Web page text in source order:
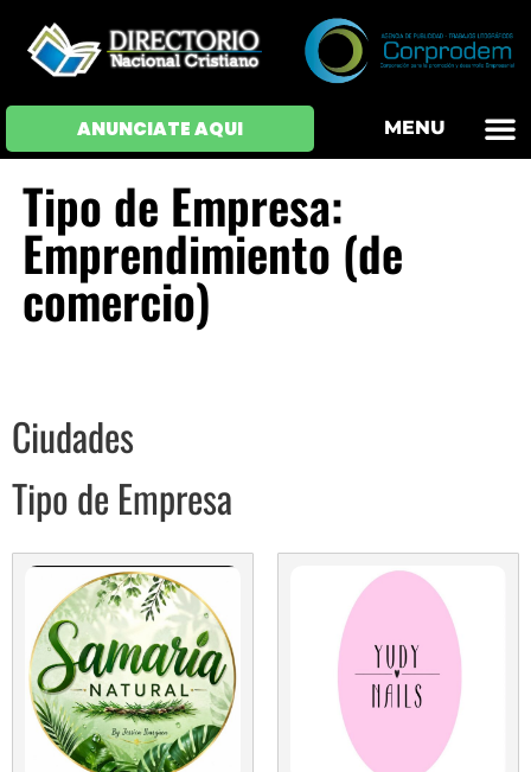
ANUNCIATE AQUI MENU
Tipo de Empresa:
Emprendimiento (de
comercio)
Ciudades
Tipo de Empresa